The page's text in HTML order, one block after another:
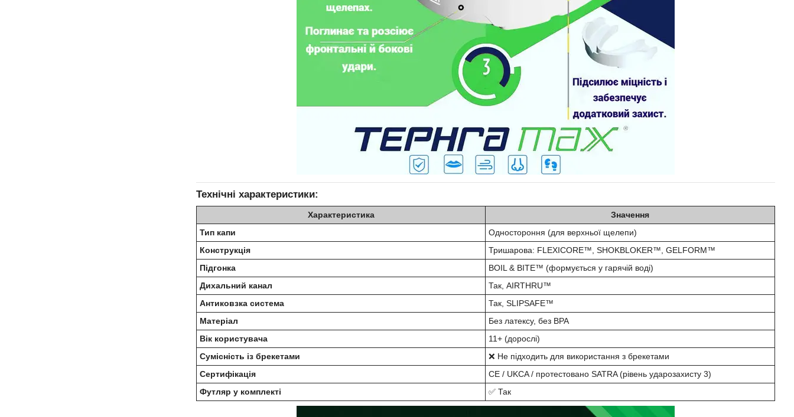
Технічні характеристики:
Характеристика
Значення
Тип капи
Одностороння (для верхньої щелепи)
Конструкція
Тришарова: FLEXICORE™, SHOKBLOKER™, GELFORM™
Підгонка
BOIL & BITE™ (формується у гарячій воді)
Дихальний канал
Так, AIRTHRU™
Антиковзка система
Так, SLIPSAFE™
Матеріал
Без латексу, без BPA
Вік користувача
11+ (дорослі)
Сумісність із брекетами
❌ Не підходить для використання з брекетами
Сертифікація
CE / UKCA / протестовано SATRA (рівень ударозахисту 3)
Футляр у комплекті
✅ Так